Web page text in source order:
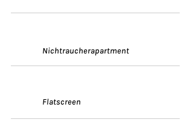
Nichtraucherapartment
Flatscreen